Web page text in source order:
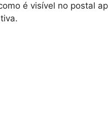
é visível no postal